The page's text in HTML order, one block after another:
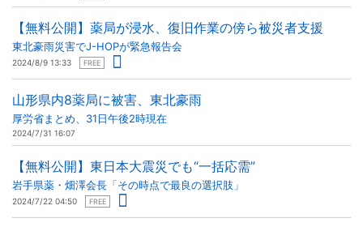
【無料公開】薬局が浸水、復旧作業の傍ら被災者支援
東北豪雨災害でJ-HOPが緊急報告会
2024/8/9 13:33 FREE
山形県内8薬局に被害、東北豪雨
厚労省まとめ、31日午後2時現在
2024/7/31 16:07
【無料公開】東日本大震災でも“一括応需”
岩手県薬・畑澤会長「その時点で最良の選択肢」
2024/7/22 04:50 FREE